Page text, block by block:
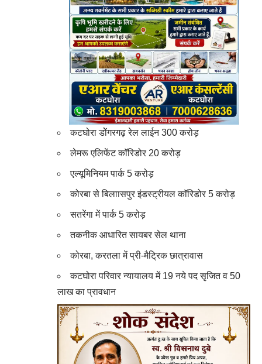
कटघोरा डोेंगरगढ़ रेल लाईन 300 करोड़
लेमरू एलिफेंट काॅरिडोर 20 करोड़
एल्यूमिनियम पार्क 5 करोड़
कोरबा से बिलाासपुर इंडस्ट्रीयल काॅरिडोर 5 करोड़
सतरेंगा में पार्क 5 करोड़
तकनीक आधारित सायबर सेल थाना
कोरबा, करतला में प्री-मैट्रिक छात्रावास
कटघोरा परिवार न्यायालय में 19 नये पद सृजित व 50
लाख का प्रावधान